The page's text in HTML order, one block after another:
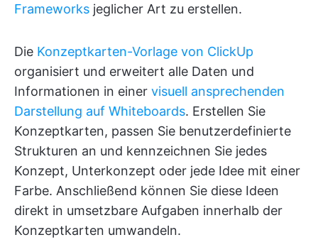
Frameworks jeglicher Art zu erstellen.
Die Konzeptkarten-Vorlage von ClickUp
organisiert und erweitert alle Daten und
Informationen in einer visuell ansprechenden
Darstellung auf Whiteboards. Erstellen Sie
Konzeptkarten, passen Sie benutzerdefinierte
Strukturen an und kennzeichnen Sie jedes
Konzept, Unterkonzept oder jede Idee mit einer
Farbe. Anschließend können Sie diese Ideen
direkt in umsetzbare Aufgaben innerhalb der
Konzeptkarten umwandeln.